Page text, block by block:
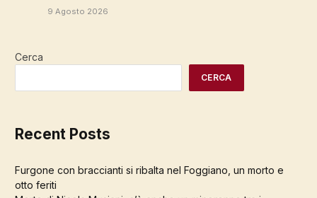
9 Agosto 2026
Cerca
CERCA
Recent Posts
Furgone con braccianti si ribalta nel Foggiano, un morto e
otto feriti